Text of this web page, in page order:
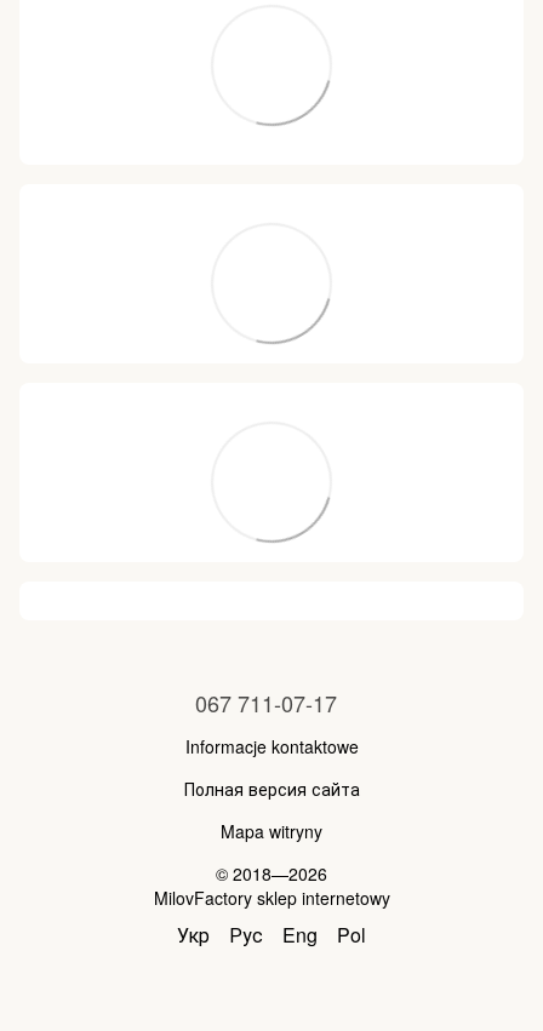
067 711-07-17
Informacje kontaktowe
Полная версия сайта
Mapa witryny
© 2018—2026
MilovFactory sklep internetowy
Укр Рус Eng Pol